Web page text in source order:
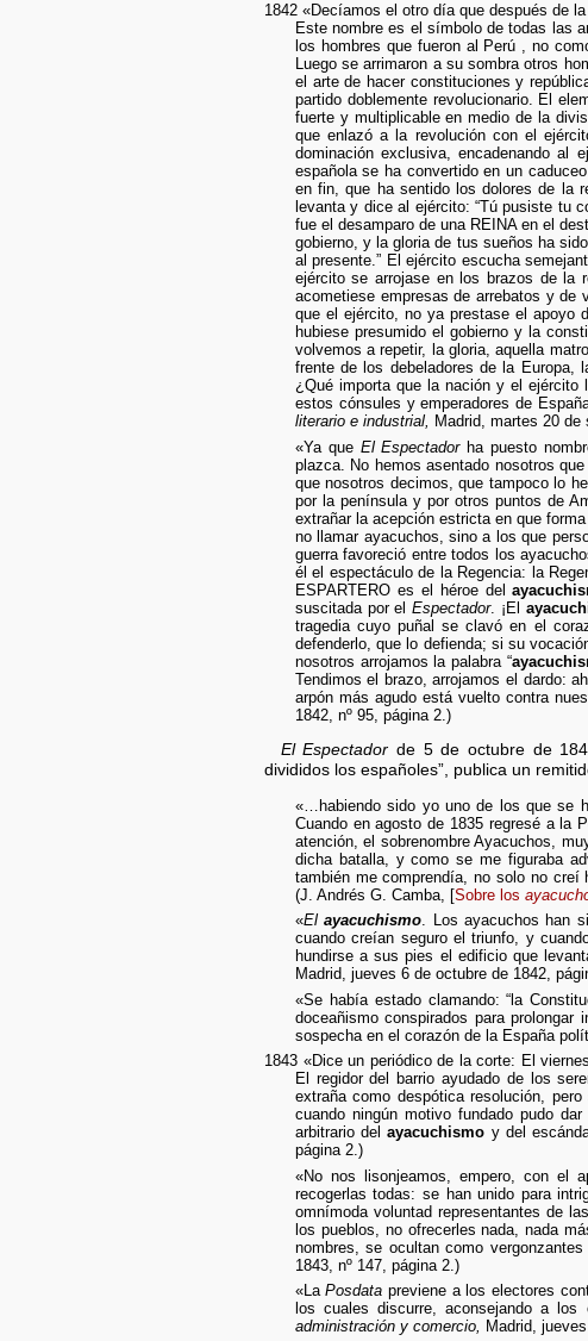
1842 «Decíamos el otro día que después de
Este nombre es el símbolo de todas las
los hombres que fueron al Perú , no
Luego se arrimaron a su sombra otros
el arte de hacer constituciones y
partido doblemente revolucionario. El
fuerte y multiplicable en medio de la
que enlazó a la revolución con el
dominación exclusiva, encadenando
española se ha convertido en un
en fin, que ha sentido los dolores de la
levanta y dice al ejército: “Tú pusiste tu
fue el desamparo de una REINA en el
gobierno, y la gloria de tus sueños ha
al presente.” El ejército escucha
ejército se arrojase en los brazos de la
acometiese empresas de arrebatos y de
que el ejército, no ya prestase el apoyo
hubiese presumido el gobierno y la
volvemos a repetir, la gloria, aquella
frente de los debeladores de la Europa,
¿Qué importa que la nación y el
estos cónsules y emperadores de
literario e industrial, Madrid, martes 20 de
«Ya que El Espectadorha puesto
plazca. No hemos asentado nosotros
que nosotros decimos, que tampoco lo
por la península y por otros puntos de
extrañar la acepción estricta en que
no llamar ayacuchos, sino a los que
guerra favoreció entre todos los
él el espectáculo de la Regencia: la
ESPARTERO es el héroe del
suscitada por elEspectador. ¡El
tragedia cuyo puñal se clavó en el
defenderlo, que lo defienda; si su
nosotros arrojamos la palabra “
Tendimos el brazo, arrojamos el dardo:
arpón más agudo está vuelto contra
1842, nº 95, página 2.)
El Espectador de 5 de octubre de
divididos los españoles”, publica un
«…habiendo sido yo uno de los que se
Cuando en agosto de 1835 regresé a la
atención, el sobrenombre Ayacuchos,
dicha batalla, y como se me figuraba
también me comprendía, no solo no
(J. Andrés G. Camba, [Sobre los
«Elayacuchismo. Los ayacuchos han
cuando creían seguro el triunfo, y
hundirse a sus pies el edificio que
Madrid, jueves 6 de octubre de 1842,
«Se había estado clamando: “la
doceañismo conspirados para
sospecha en el corazón de la España
1843 «Dice un periódico de la corte: El
El regidor del barrio ayudado de los
extraña como despótica resolución,
cuando ningún motivo fundado pudo
arbitrario delayacuchismo y del
página 2.)
«No nos lisonjeamos, empero, con el
recogerlas todas: se han unido para
omnímoda voluntad representantes de
los pueblos, no ofrecerles nada, nada
nombres, se ocultan como
1843, nº 147, página 2.)
«LaPosdata previene a los electores
los cuales discurre, aconsejando a los
administración y comercio, Madrid,